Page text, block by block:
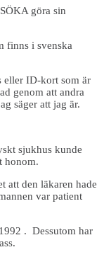
göra sin
finns i svenska
eller ID-kort som är
genom att andra
säger att jag är.
sjukhus kunde
honom.
att den läkaren hade
var patient
. Dessutom har